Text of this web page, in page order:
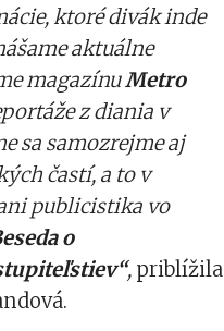
ktoré divák inde
aktuálne
magazínuMetro
z diania v
sa samozrejme aj
častí, a to v
publicistika vo
o
, priblížila